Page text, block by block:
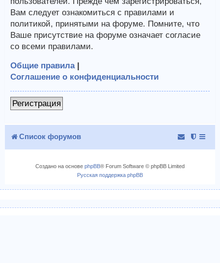
Вам следует ознакомиться с правилами и
политикой, принятыми на форуме. Помните, что
Ваше присутствие на форуме означает согласие
со всеми правилами.
Общие правила|
Соглашение о конфиденциальности
Регистрация
Список форумов
Создано на основе phpBB® Forum Software © phpBB Limited
Русская поддержка phpBB